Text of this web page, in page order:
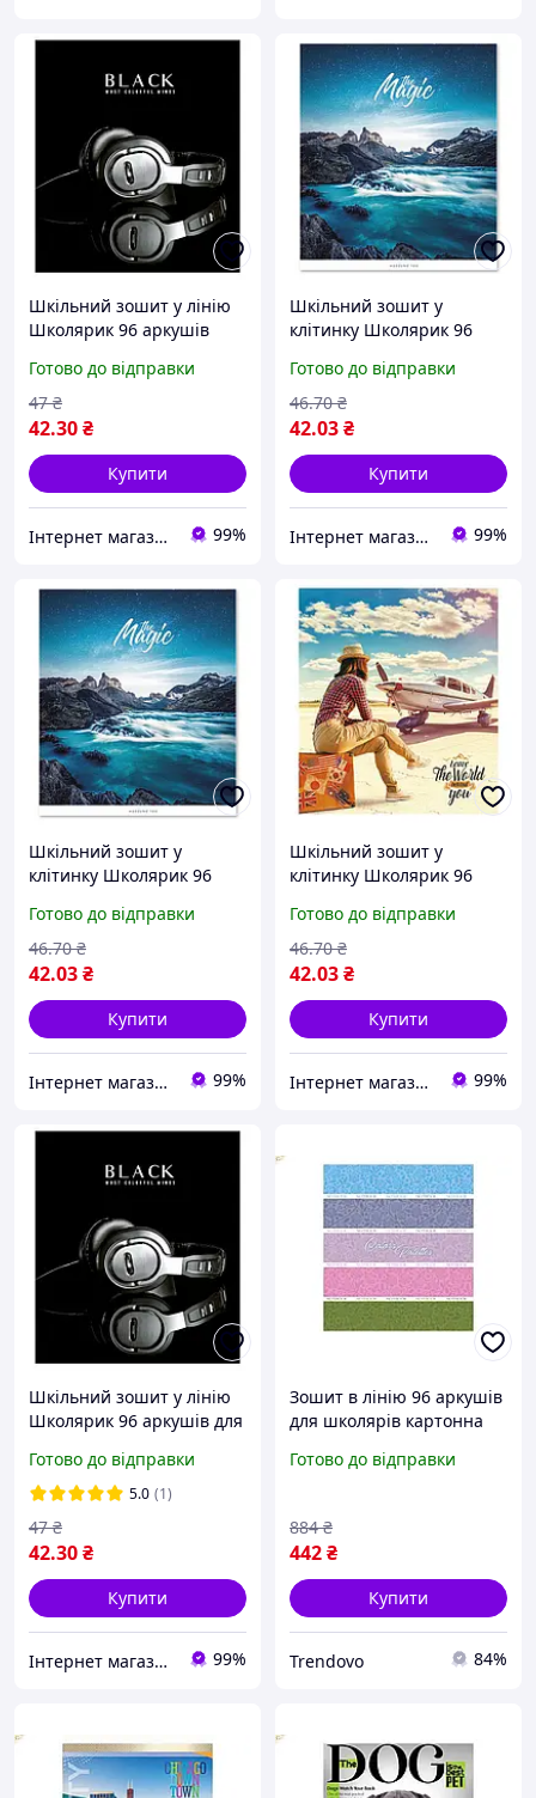
Шкільний зошит у лінію
Школярик 96 аркушів
Готово до відправки
42.30₴
47 ₴
Купити
Інтернет магазин ТерЛайн 99%
Шкільний зошит у
клітинку Школярик 96
Готово до відправки
42.03₴
46.70 ₴
Купити
Інтернет магазин ТерЛайн 99%
Шкільний зошит у
клітинку Школярик 96
Готово до відправки
42.03₴
46.70 ₴
Купити
Інтернет магазин ТерЛайн 99%
Шкільний зошит у
клітинку Школярик 96
Готово до відправки
42.03₴
46.70 ₴
Купити
Інтернет магазин ТерЛайн 99%
Шкільний зошит у лінію
Школярик 96 аркушів для
Готово до відправки
5.0 (1)
42.30₴
47 ₴
Купити
Інтернет магазин ТерЛайн 99%
Зошит в лінію 96 аркушів
для школярів картонна
внутрішній блок 8 штук в
Готово до відправки
442₴
884 ₴
Купити
Trendovo 84%